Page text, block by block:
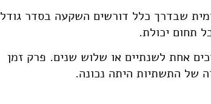
בסקלה לאומית שבדרך כלל דורשים השקעה בסדר גודל
אחת לשנתיים או שלוש שנים. פרק זמן
של התשתיות היתה נכונה.